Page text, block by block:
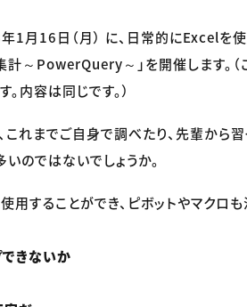
1月16日（月） に、日常的にExcelを
～PowerQuery～」を開催します。（
内容は同じです。）
れまでご自身で調べたり、先輩から
のではないでしょうか。
することができ、ピボットやマクロ
きないか